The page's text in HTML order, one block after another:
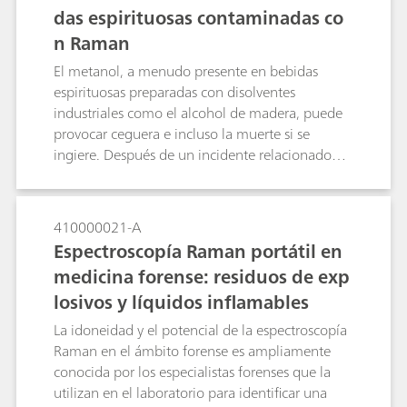
das espirituosas contaminadas co
n Raman
El metanol, a menudo presente en bebidas
espirituosas preparadas con disolventes
industriales como el alcohol de madera, puede
provocar ceguera e incluso la muerte si se
ingiere. Después de un incidente relacionado
adoptaron la espectroscopía Raman como el
método preferido para identificar y cuantificar el
metanol en bebidas espirituosas contaminadas,
tras un estudio exhaustivo utilizando varias
herramientas de detección. Esta nota de
aplicación analiza las razones por las que la
espectroscopia Raman es la opción ideal para
esta aplicación y muestra un ejemplo del
mundo real de análisis Raman de ron con
metanol.
410000021-A
Espectroscopía Raman portátil en
medicina forense: residuos de exp
losivos y líquidos inflamables
La idoneidad y el potencial de la espectroscopía
Raman en el ámbito forense es ampliamente
conocida por los especialistas forenses que la
utilizan en el laboratorio para identificar una